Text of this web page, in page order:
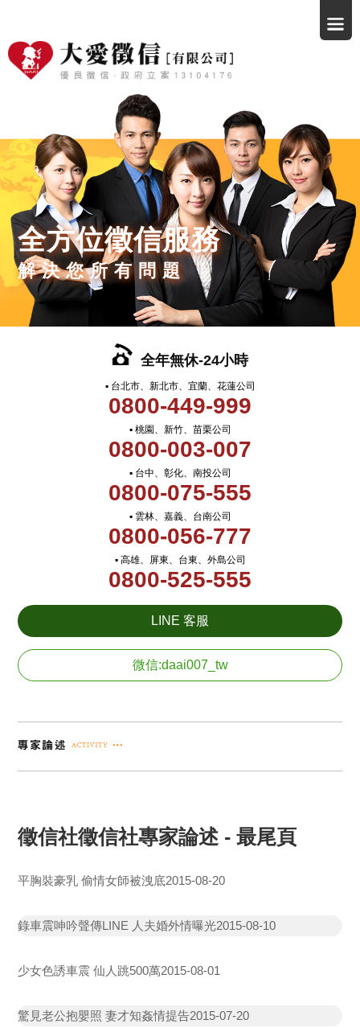
全方位徵信服務
解決您所有問題
全年無休-24小時
▪ 台北市、新北市、宜蘭、花蓮公司
0800-449-999
▪ 桃園、新竹、苗栗公司
0800-003-007
▪ 台中、彰化、南投公司
0800-075-555
▪ 雲林、嘉義、台南公司
0800-056-777
▪ 高雄、屏東、台東、外島公司
0800-525-555
LINE 客服
微信:daai007_tw
徵信社徵信社專家論述 - 最尾頁
平胸裝豪乳 偷情女師被洩底2015-08-20
錄車震呻吟聲傳LINE 人夫婚外情曝光2015-08-10
少女色誘車震 仙人跳500萬2015-08-01
驚見老公抱嬰照 妻才知姦情提告2015-07-20